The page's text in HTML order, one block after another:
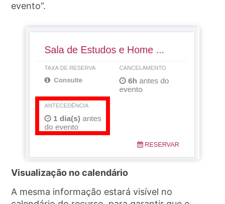
evento”.
Visualização no calendário
A mesma informação estará visível no